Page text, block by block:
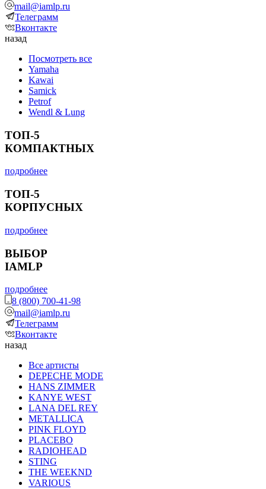
mail@iamlp.ru
Телеграмм
Вконтакте
назад
Посмотреть все
Yamaha
Kawai
Samick
Petrof
Wendl & Lung
ТОП-5
КОМПАКТНЫХ
подробнее
ТОП-5
КОРПУСНЫХ
подробнее
ВЫБОР
IAMLP
подробнее
8 (800) 700-41-98
mail@iamlp.ru
Телеграмм
Вконтакте
назад
Все артисты
DEPECHE MODE
HANS ZIMMER
KANYE WEST
LANA DEL REY
METALLICA
PINK FLOYD
PLACEBO
RADIOHEAD
STING
THE WEEKND
VARIOUS